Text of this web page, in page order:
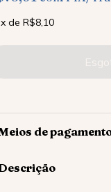
x de R$8,10
de